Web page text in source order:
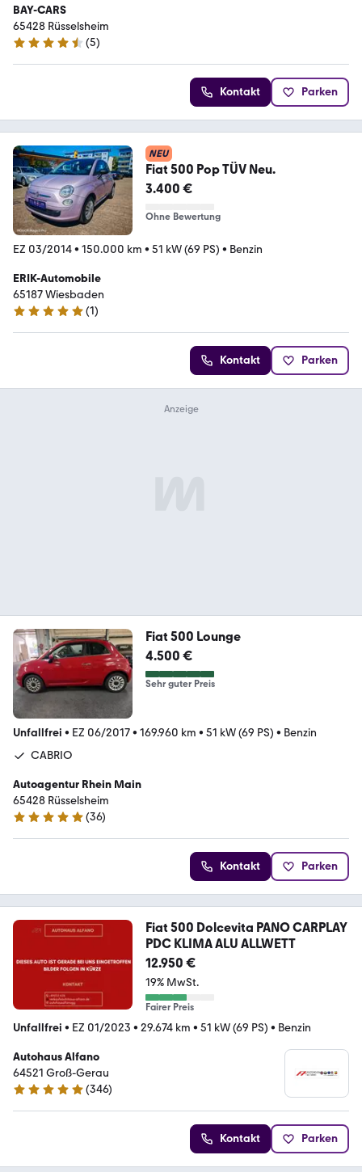
BAY-CARS
65428 Rüsselsheim
4.7 Sterne
(5)
Kontakt Parken
NEU
Fiat 500 Pop TÜV Neu.
3.400 €
Ohne Bewertung
EZ 03/2014• 150.000 km • 51 kW (69 PS) • Benzin
ERIK-Automobile
65187 Wiesbaden
5 Sterne
(1)
Kontakt Parken
Fiat 500 Lounge
4.500 €
Sehr guter Preis
Unfallfrei • EZ 06/2017• 169.960 km • 51 kW (69 PS) • Benzin
CABRIO
Autoagentur Rhein Main
65428 Rüsselsheim
4.9 Sterne
(36)
Kontakt Parken
Fiat 500 Dolcevita PANO CARPLAY
PDC KLIMA ALU ALLWETT
12.950 €
19% MwSt.
Fairer Preis
Unfallfrei • EZ 01/2023 • 29.674 km • 51 kW (69 PS) • Benzin
Autohaus Alfano
64521 Groß-Gerau
5 Sterne
(346)
Kontakt Parken